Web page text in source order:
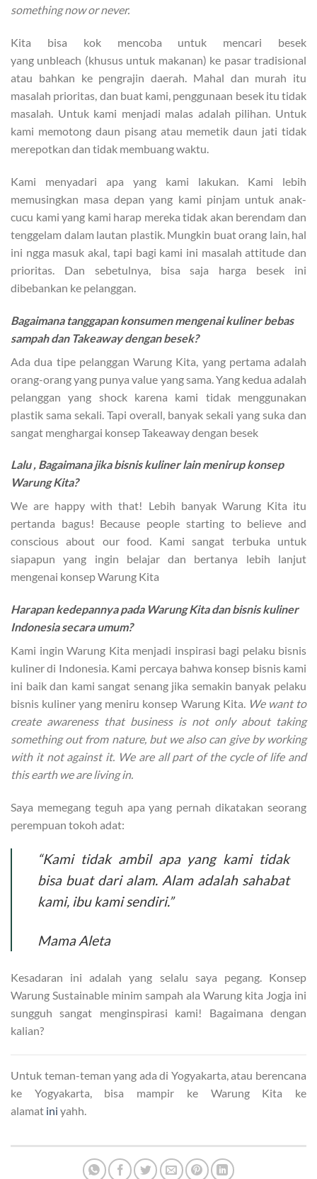
something now or never.
Kita bisa kok mencoba untuk mencari besek
yang unbleach (khusus untuk makanan) ke pasar tradisional
atau bahkan ke pengrajin daerah. Mahal dan murah itu
masalah prioritas, dan buat kami, penggunaan besek itu tidak
masalah. Untuk kami menjadi malas adalah pilihan. Untuk
kami memotong daun pisang atau memetik daun jati tidak
merepotkan dan tidak membuang waktu.
Kami menyadari apa yang kami lakukan. Kami lebih
memusingkan masa depan yang kami pinjam untuk anak-
cucu kami yang kami harap mereka tidak akan berendam dan
tenggelam dalam lautan plastik. Mungkin buat orang lain, hal
ini ngga masuk akal, tapi bagi kami ini masalah attitude dan
prioritas. Dan sebetulnya, bisa saja harga besek ini
dibebankan ke pelanggan.
Bagaimana tanggapan konsumen mengenai kuliner bebas
sampah dan Takeaway dengan besek?
Ada dua tipe pelanggan Warung Kita, yang pertama adalah
orang-orang yang punya value yang sama. Yang kedua adalah
pelanggan yang shock karena kami tidak menggunakan
plastik sama sekali. Tapi overall, banyak sekali yang suka dan
sangat menghargai konsep Takeaway dengan besek
Lalu , Bagaimana jika bisnis kuliner lain menirup konsep
Warung Kita?
We are happy with that! Lebih banyak Warung Kita itu
pertanda bagus! Because people starting to believe and
conscious about our food. Kami sangat terbuka untuk
siapapun yang ingin belajar dan bertanya lebih lanjut
mengenai konsep Warung Kita
Harapan kedepannya pada Warung Kita dan bisnis kuliner
Indonesia secara umum?
Kami ingin Warung Kita menjadi inspirasi bagi pelaku bisnis
kuliner di Indonesia. Kami percaya bahwa konsep bisnis kami
ini baik dan kami sangat senang jika semakin banyak pelaku
bisnis kuliner yang meniru konsep Warung Kita. We want to
create awareness that business is not only about taking
something out from nature, but we also can give by working
with it not against it. We are all part of the cycle of life and
this earth we are living in.
Saya memegang teguh apa yang pernah dikatakan seorang
perempuan tokoh adat:
“Kami tidak ambil apa yang kami tidak
bisa buat dari alam. Alam adalah sahabat
kami, ibu kami sendiri.”
Mama Aleta
Kesadaran ini adalah yang selalu saya pegang. Konsep
Warung Sustainable minim sampah ala Warung kita Jogja ini
sungguh sangat menginspirasi kami! Bagaimana dengan
kalian?
Untuk teman-teman yang ada di Yogyakarta, atau berencana
ke Yogyakarta, bisa mampir ke Warung Kita ke
alamat ini yahh.